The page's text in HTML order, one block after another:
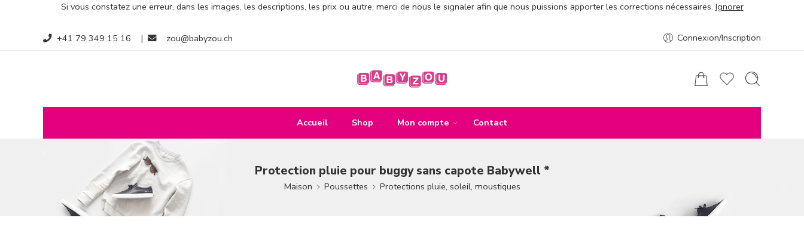
Si vous constatez une erreur, dans les images, les descriptions, les prix ou autre, merci de nous le signaler afin que nous puissions apporter les corrections nécessaires. Ignorer
+41 79 349 15 16 | zou@babyzou.ch Connexion/Inscription
Accueil Shop Mon compte Contact
Protection pluie pour buggy sans capote Babywell *
Maison Poussettes Protections pluie, soleil, moustiques